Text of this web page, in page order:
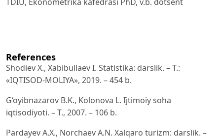
References
Shodiev X., Xabibullaev I. Statistika: darslik. – T.:
«IQTISOD-MOLIYA», 2019. – 454 b.
G‘oyibnazarov B.K., Kolonova L. Ijtimoiy soha
iqtisodiyoti. – T., 2007. – 106 b.
Pardayev A.X., Norchaev A.N. Xalqaro turizm: darslik. –